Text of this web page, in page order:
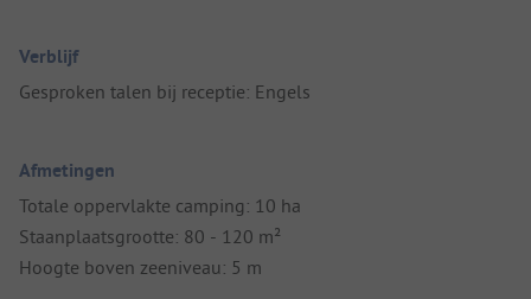
Verblijf
Gesproken talen bij receptie: Engels
Afmetingen
Totale oppervlakte camping: 10 ha
Staanplaatsgrootte: 80 - 120 m²
Hoogte boven zeeniveau: 5 m